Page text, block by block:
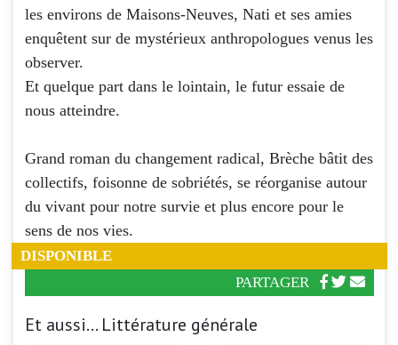
les environs de Maisons-Neuves, Nati et ses amies
enquêtent sur de mystérieux anthropologues venus les
observer.
Et quelque part dans le lointain, le futur essaie de
nous atteindre.
Grand roman du changement radical, Brèche bâtit des
collectifs, foisonne de sobriétés, se réorganise autour
du vivant pour notre survie et plus encore pour le
sens de nos vies.
DISPONIBLE
PARTAGER
Et aussi... Littérature générale